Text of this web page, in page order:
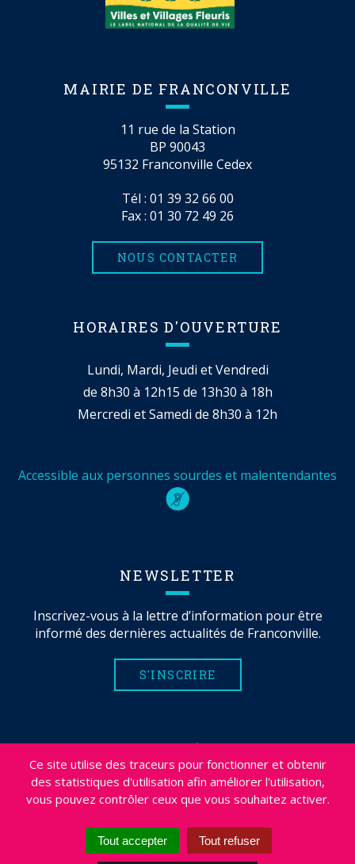
Ce site utilise des traceurs pour fonctionner et obtenir
des statistiques d'utilisation afin améliorer l'utilisation,
vous pouvez contrôler ceux que vous souhaitez activer.
Tout accepter Tout refuser
MAIRIE DE FRANCONVILLE
11 rue de la Station
BP 90043
95132 Franconville Cedex
Tél : 01 39 32 66 00
Fax : 01 30 72 49 26
NOUS CONTACTER
HORAIRES D'OUVERTURE
Lundi, Mardi, Jeudi et Vendredi
de 8h30 à 12h15 de 13h30 à 18h
Mercredi et Samedi de 8h30 à 12h
Accessible aux personnes sourdes et malentendantes
NEWSLETTER
Inscrivez-vous à la lettre d’information pour être
informé des dernières actualités de Franconville.
S'INSCRIRE
MENTIONS LÉGALES
PLAN DU SITE
CRÉDITS
PROJETS
DÉSABONNEMENT NEWSLETTER
ACCESSIBILITÉ : NON CONFORME